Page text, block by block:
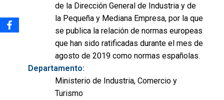
de la Dirección General de Industria y de
la Pequeña y Mediana Empresa, por la que
se publica la relación de normas europeas
que han sido ratificadas durante el mes de
agosto de 2019 como normas españolas.
Departamento:
Ministerio de Industria, Comercio y
Turismo